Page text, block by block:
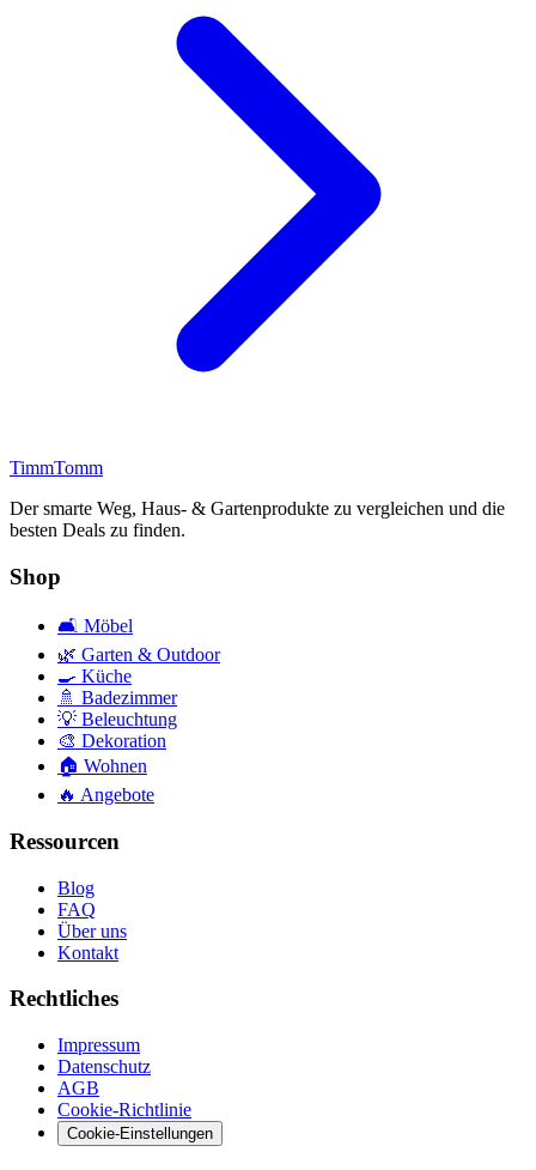
TimmTomm
Der smarte Weg, Haus- & Gartenprodukte zu vergleichen und die
besten Deals zu finden.
Shop
🛋️ Möbel
🌿 Garten & Outdoor
🍳 Küche
🚿 Badezimmer
💡 Beleuchtung
🎨 Dekoration
🏠 Wohnen
🔥 Angebote
Ressourcen
Blog
FAQ
Über uns
Kontakt
Rechtliches
Impressum
Datenschutz
AGB
Cookie-Richtlinie
Cookie-Einstellungen